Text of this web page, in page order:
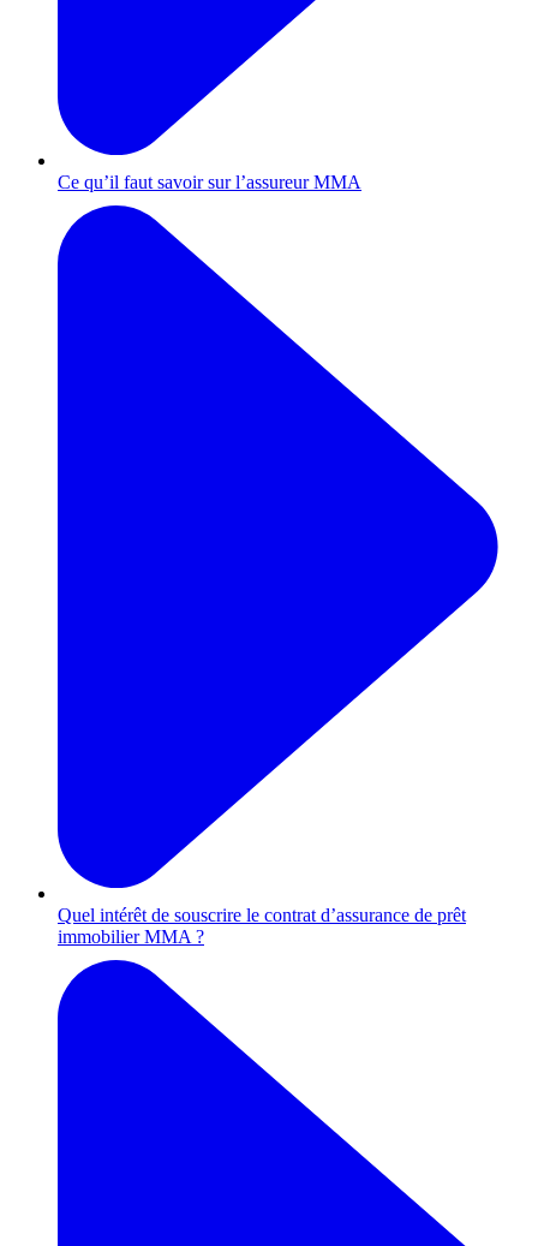
Ce qu’il faut savoir sur l’assureur MMA
Quel intérêt de souscrire le contrat d’assurance de prêt
immobilier MMA ?